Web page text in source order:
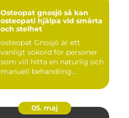
Osteopat gnosjö så kan
osteopati hjälpa vid smärta
och stelhet
osteopat Gnosjö är ett
vanligt sökord för personer
som vill hitta en naturlig och
manuell behandling...
05. maj